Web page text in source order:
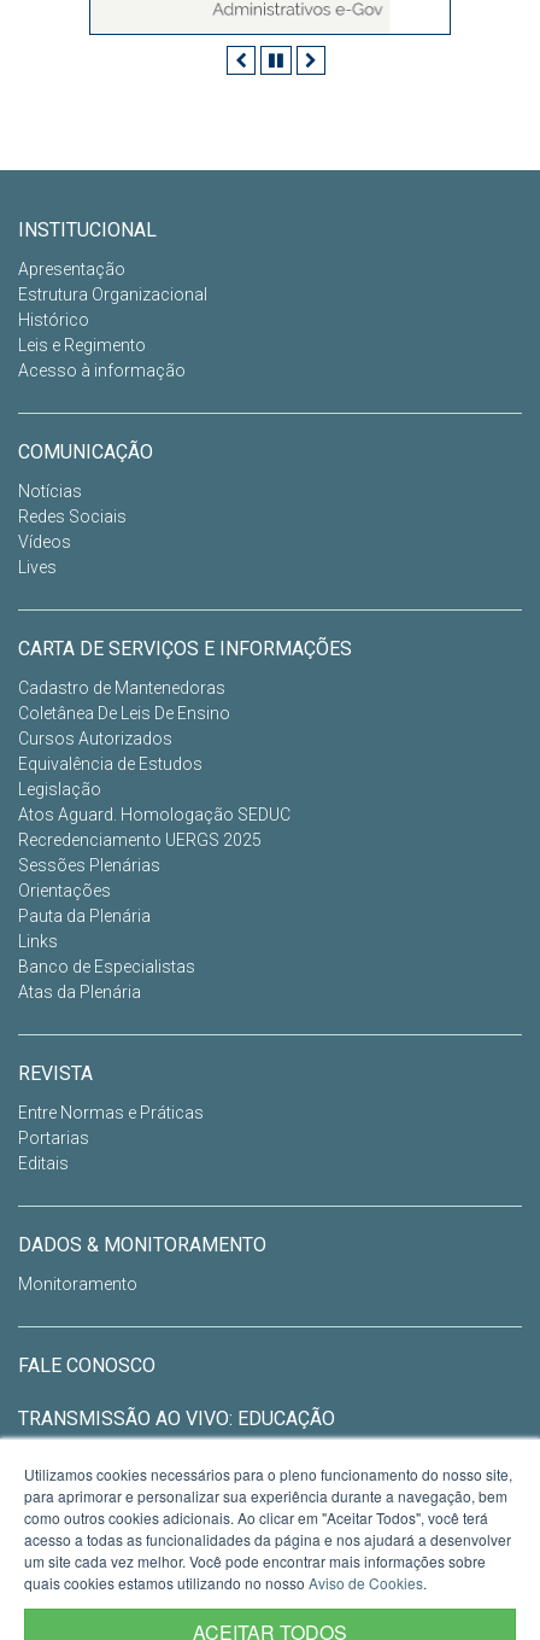
AnteriorPausar
INSTITUCIONAL
Apresentação
Estrutura Organizacional
Histórico
Leis e Regimento
Acesso à informação
COMUNICAÇÃO
Notícias
Redes Sociais
Vídeos
Lives
CARTA DE SERVIÇOS E INFORMAÇÕES
Cadastro de Mantenedoras
Coletânea De Leis De Ensino
Cursos Autorizados
Equivalência de Estudos
Legislação
Atos Aguard. Homologação SEDUC
Recredenciamento UERGS 2025
Sessões Plenárias
Orientações
Pauta da Plenária
Links
Banco de Especialistas
Atas da Plenária
REVISTA
Entre Normas e Práticas
Portarias
Editais
DADOS & MONITORAMENTO
Monitoramento
FALE CONOSCO
TRANSMISSÃO AO VIVO: EDUCAÇÃO
CEED - CONSELHO ESTADUAL DE
EDUCAÇÃO
Av. Borges de Medeiros nº 521.
Centro Histórico
Porto Alegre - RS
Ver no mapa
Utilizamos cookies necessários para o pleno funcionamento do nosso site,
para aprimorar e personalizar sua experiência durante a navegação, bem
como outros cookies adicionais. Ao clicar em "Aceitar Todos", você terá
acesso a todas as funcionalidades da página e nos ajudará a desenvolver
um site cada vez melhor. Você pode encontrar mais informações sobre
quais cookies estamos utilizando no nosso Aviso de Cookies.
ACEITAR TODOS